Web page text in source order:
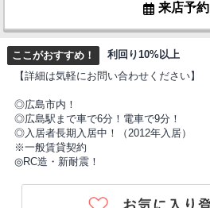
来店予約
ここがおすすめ！
利回り10%以上
【詳細は気軽にお問い合わせください】
◎広島市内！
◎広島駅まで車で6分！電車で9分！
◎入居者長期入居中！（2012年入居）
※一般賃貸契約
◎RC造・新耐震！